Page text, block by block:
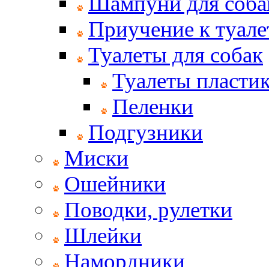
Приучение к
Туалеты для собак
Туалеты
Пеленки
Подгузники
Миски
Ошейники
Поводки, рулетки
Шлейки
Намордники